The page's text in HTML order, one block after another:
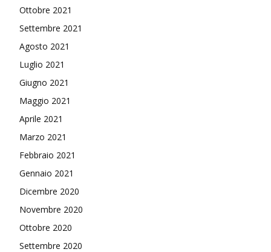
Ottobre 2021
Settembre 2021
Agosto 2021
Luglio 2021
Giugno 2021
Maggio 2021
Aprile 2021
Marzo 2021
Febbraio 2021
Gennaio 2021
Dicembre 2020
Novembre 2020
Ottobre 2020
Settembre 2020